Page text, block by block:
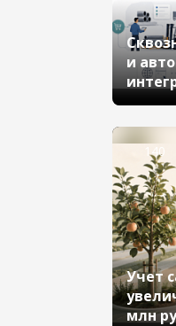
и
140
Учет
млн